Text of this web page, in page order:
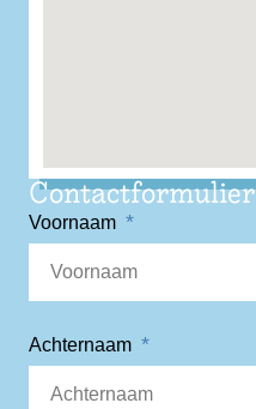
Contactformulier
Voornaam
Achternaam